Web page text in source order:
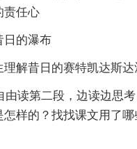
责任心
日的瀑布
理解昔日的赛特凯达斯
由读第二段，边读边思
怎样的？找找课文用了